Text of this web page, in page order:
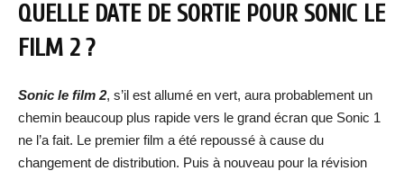
QUELLE DATE DE SORTIE POUR SONIC LE
FILM 2 ?
Sonic le film 2, s’il est allumé en vert, aura probablement un
chemin beaucoup plus rapide vers le grand écran que Sonic 1
ne l’a fait. Le premier film a été repoussé à cause du
changement de distribution. Puis à nouveau pour la révision